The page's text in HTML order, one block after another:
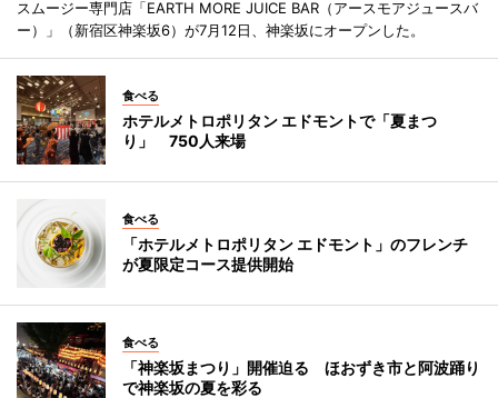
スムージー専門店「EARTH MORE JUICE BAR（アースモアジュースバ
ー）」（新宿区神楽坂6）が7月12日、神楽坂にオープンした。
食べる
ホテルメトロポリタン エドモントで「夏まつ
り」 750人来場
食べる
「ホテルメトロポリタン エドモント」のフレンチ
が夏限定コース提供開始
食べる
「神楽坂まつり」開催迫る ほおずき市と阿波踊り
で神楽坂の夏を彩る